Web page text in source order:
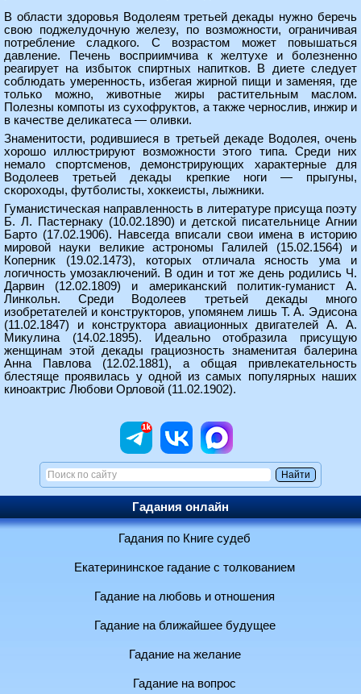
В области здоровья Водолеям третьей декады нужно беречь
свою поджелудочную железу, по возможности, ограничивая
потребление сладкого. С возрастом может повышаться
давление. Печень восприимчива к желтухе и болезненно
реагирует на избыток спиртных напитков. В диете следует
соблюдать умеренность, избегая жирной пищи и заменяя, где
только можно, животные жиры растительным маслом.
Полезны компоты из сухофруктов, а также чернослив, инжир и
в качестве деликатеса — оливки.
Знаменитости, родившиеся в третьей декаде Водолея, очень
хорошо иллюстрируют возможности этого типа. Среди них
немало спортсменов, демонстрирующих характерные для
Водолеев третьей декады крепкие ноги — прыгуны,
скороходы, футболисты, хоккеисты, лыжники.
Гуманистическая направленность в литературе присуща поэту
Б. Л. Пастернаку (10.02.1890) и детской писательнице Агнии
Барто (17.02.1906). Навсегда вписали свои имена в историю
мировой науки великие астрономы Галилей (15.02.1564) и
Коперник (19.02.1473), которых отличала ясность ума и
логичность умозаключений. В один и тот же день родились Ч.
Дарвин (12.02.1809) и американский политик-гуманист А.
Линкольн. Среди Водолеев третьей декады много
изобретателей и конструкторов, упомянем лишь Т. А. Эдисона
(11.02.1847) и конструктора авиационных двигателей А. А.
Микулина (14.02.1895). Идеально отобразила присущую
женщинам этой декады грациозность знаменитая балерина
Анна Павлова (12.02.1881), а общая привлекательность
блестяще проявилась у одной из самых популярных наших
киноактрис Любови Орловой (11.02.1902).
Гадания онлайн
Гадания по Книге судеб
Екатерининское гадание с толкованием
Гадание на любовь и отношения
Гадание на ближайшее будущее
Гадание на желание
Гадание на вопрос